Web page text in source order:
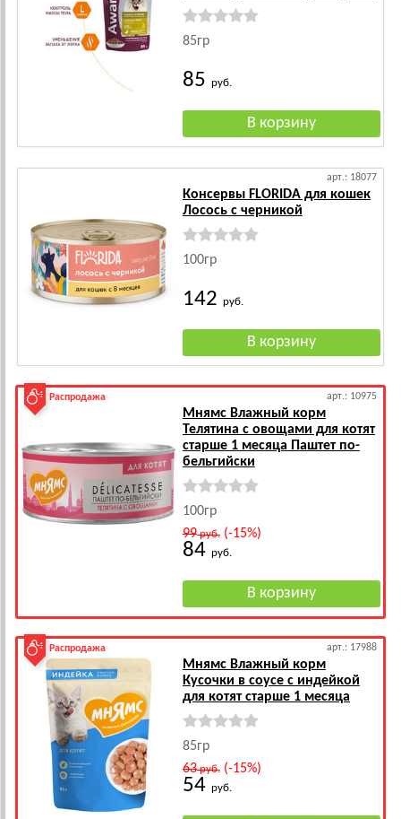
85гр
85 руб.
арт.: 18077
Консервы FLORIDA для кошек
Лосось с черникой
100гр
142 руб.
Распродажа арт.: 10975
Мнямс Влажный корм
Телятина с овощами для котят
старше 1 месяца Паштет по-
бельгийски
100гр
99руб.(-15%)
84 руб.
Распродажа арт.: 17988
Мнямс Влажный корм
Кусочки в соусе с индейкой
для котят старше 1 месяца
85гр
63руб.(-15%)
54 руб.